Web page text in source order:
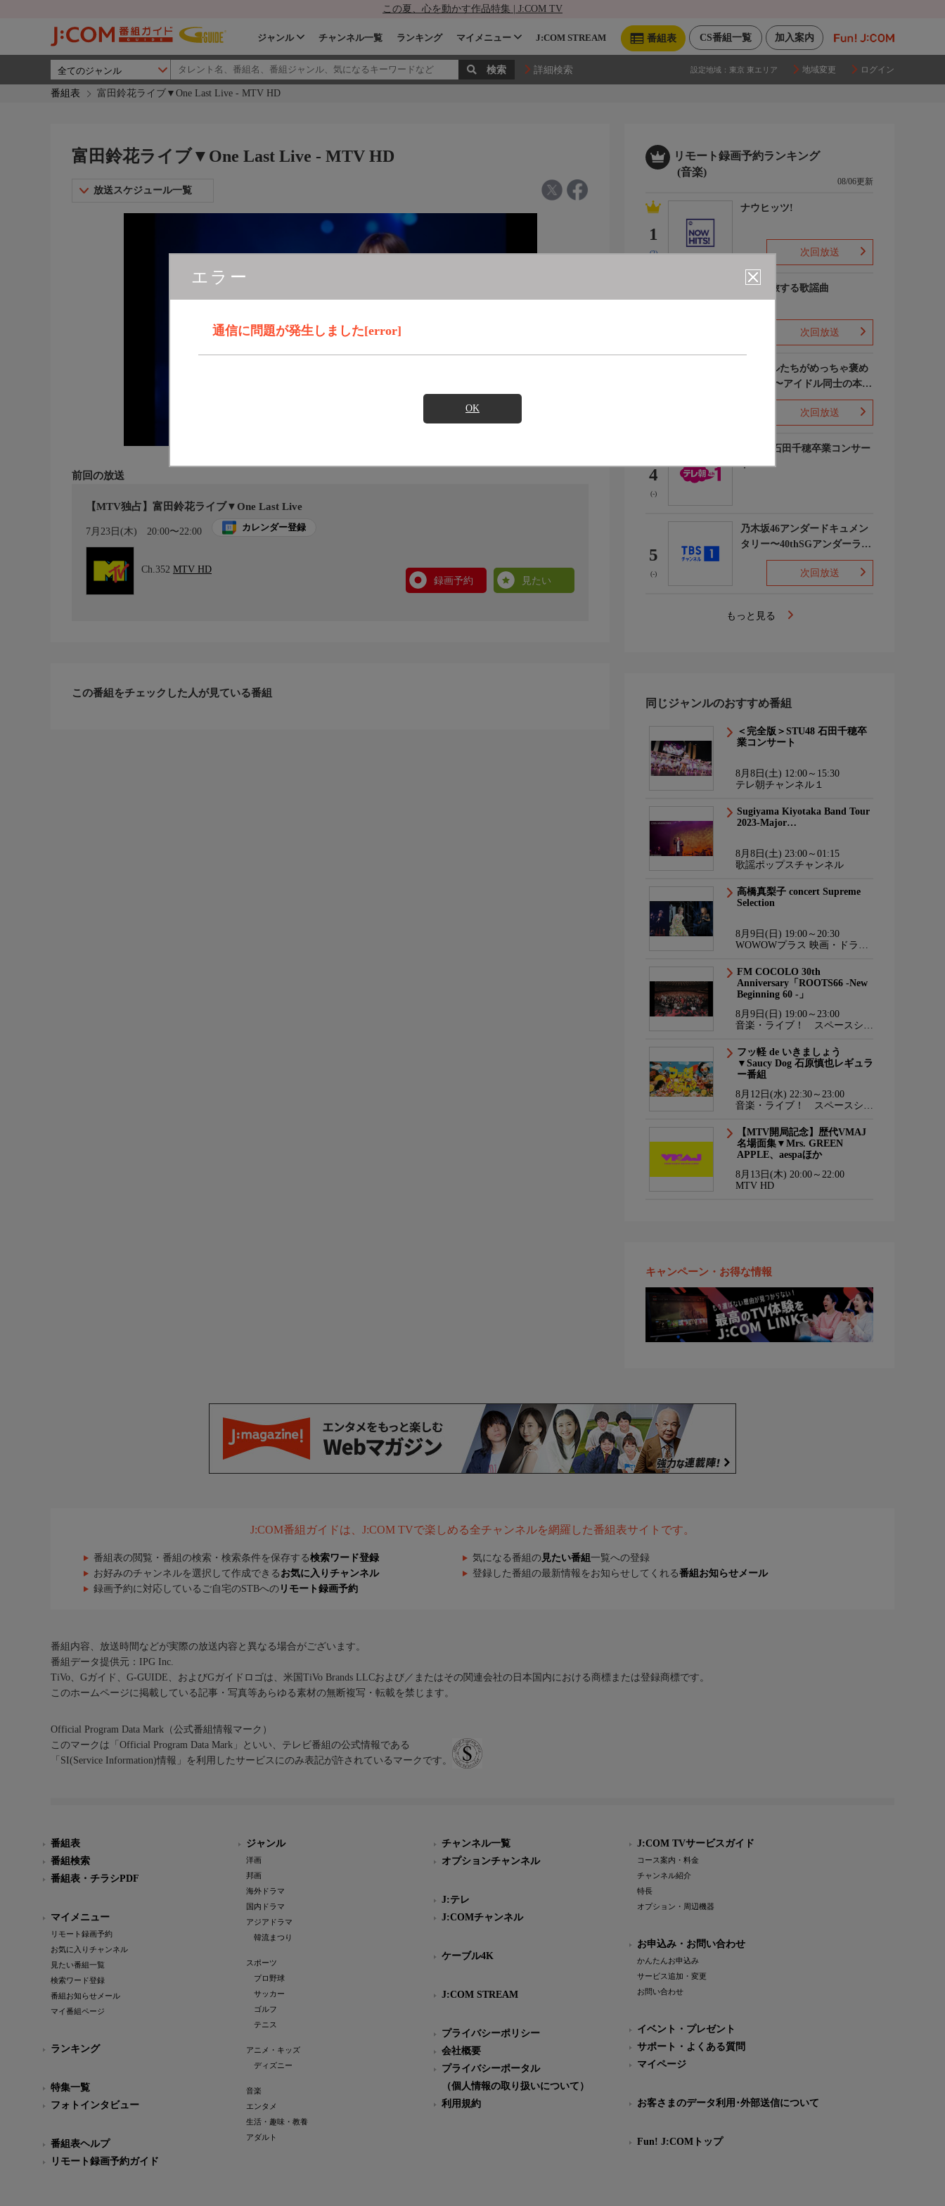
この夏、心を動かす作品特集 | J:COM TV
加入案内
CS番組一覧
番組表
ジャンル チャンネル一覧 ランキング マイメニュー J:COM STREAM
詳細検索 設定地域： 東京 東エリア 地域変更 ログイン
番組表 富田鈴花ライブ▼One Last Live - MTV HD
エラー
通信に問題が発生しました[error]
OK
富田鈴花ライブ▼One Last Live - MTV HD
放送スケジュール一覧
前回の放送
【MTV独占】富田鈴花ライブ▼One Last Live
7月23日(木) 20:00〜22:00 カレンダー登録
Ch.352 MTV HD
録画予約
見たい
この番組をチェックした人が見ている番組
リモート録画予約ランキング
(音楽)
08/06更新
1
(2)
ナウヒッツ!
次回放送
列車で旅する歌謡曲
次回放送
ライバルたちがめっちゃ褒め
てくる!〜アイドル同士の本音
レビューSP〜
次回放送
4
(-)
STU48 石田千穂卒業コンサー
ト
5
(-)
乃木坂46アンダードキュメン
タリー〜40thSGアンダーライ
ブ舞台裏〜
次回放送
もっと見る
同じジャンルのおすすめ番組
＜完全版＞STU48 石田千穂卒
業コンサート
8月8日(土) 12:00～15:30
テレ朝チャンネル１
Sugiyama Kiyotaka Band Tour
2023-Major…
8月8日(土) 23:00～01:15
歌謡ポップスチャンネル
高橋真梨子 concert Supreme
Selection
8月9日(日) 19:00～20:30
WOWOWプラス 映画・ドラ
FM COCOLO 30th
Anniversary「ROOTS66 -New
Beginning 60 -」
8月9日(日) 19:00～23:00
音楽・ライブ！ スペースシャ
フッ軽 de いきましょう
▼Saucy Dog 石原慎也レギュラ
ー番組
8月12日(水) 22:30～23:00
音楽・ライブ！ スペースシャ
【MTV開局記念】歴代VMAJ
名場面集▼Mrs. GREEN
APPLE、aespaほか
8月13日(木) 20:00～22:00
MTV HD
キャンペーン・お得な情報
J:COM番組ガイドは、J:COM TVで楽しめる全チャンネルを網羅した番組表サイトです。
番組表の閲覧・番組の検索・検索条件を保存する検索ワード登録 気になる番組の 見たい番組 一覧への登録
お好みのチャンネルを選択して作成できる お気に入りチャンネル 登録した番組の最新情報をお知らせしてくれる番組お知らせメール
録画予約に対応しているご自宅のSTBへの リモート録画予約
番組内容、放送時間などが実際の放送内容と異なる場合がございます。
番組データ提供元：IPG Inc.
TiVo、Gガイド、G-GUIDE、およびGガイドロゴは、米国TiVo Brands LLCおよび／またはその関連会社の日本国内における商標または登録商標です。
このホームページに掲載している記事・写真等あらゆる素材の無断複写・転載を禁じます。
Official Program Data Mark（公式番組情報マーク）
このマークは「Official Program Data Mark」といい、テレビ番組の公式情報である
「SI(Service Information)情報」を利用したサービスにのみ表記が許されているマークです。
番組表
番組検索
番組表・チラシPDF
マイメニュー
リモート録画予約
お気に入りチャンネル
見たい番組一覧
検索ワード登録
番組お知らせメール
マイ番組ページ
ランキング
特集一覧
フォトインタビュー
番組表ヘルプ
リモート録画予約ガイド
ジャンル
洋画
邦画
海外ドラマ
国内ドラマ
アジアドラマ
韓流まつり
スポーツ
プロ野球
サッカー
ゴルフ
テニス
アニメ・キッズ
ディズニー
音楽
エンタメ
生活・趣味・教養
アダルト
チャンネル一覧
オプションチャンネル
J:テレ
J:COMチャンネル
ケーブル4K
J:COM STREAM
プライバシーポリシー
会社概要
プライバシーポータル
（個人情報の取り扱いについて）
利用規約
J:COM TVサービスガイド
コース案内・料金
チャンネル紹介
特長
オプション・周辺機器
お申込み・お問い合わせ
かんたんお申込み
サービス追加・変更
お問い合わせ
イベント・プレゼント
サポート・よくある質問
マイページ
お客さまのデータ利用･外部送信について
Fun! J:COMトップ